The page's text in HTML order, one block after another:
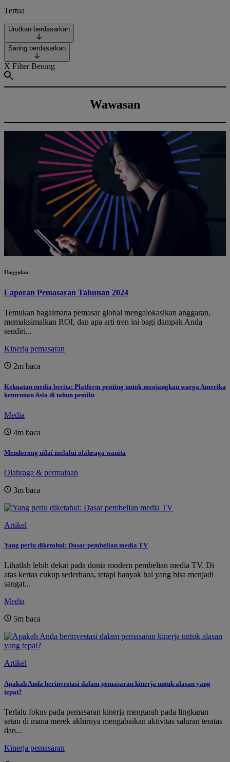
Tertua
Urutkan berdasarkan
Saring berdasarkan
X Filter Bening
Wawasan
Unggulan
Laporan Pemasaran Tahunan 2024
Temukan bagaimana pemasar global mengalokasikan anggaran,
memaksimalkan ROI, dan apa arti tren ini bagi dampak Anda
sendiri...
Kinerja pemasaran
2m baca
Kekuatan media berita: Platform penting untuk menjangkau warga Amerika
keturunan Asia di tahun pemilu
Media
4m baca
Mendorong nilai melalui olahraga wanita
Olahraga & permainan
3m baca
Artikel
Yang perlu diketahui: Dasar pembelian media TV
Lihatlah lebih dekat pada dunia modern pembelian media TV. Di
atas kertas cukup sederhana, tetapi banyak hal yang bisa menjadi
sangat...
Media
5m baca
Artikel
Apakah Anda berinvestasi dalam pemasaran kinerja untuk alasan yang
tepat?
Terlalu fokus pada pemasaran kinerja mengarah pada lingkaran
setan di mana merek akhirnya mengabaikan aktivitas saluran teratas
dan...
Kinerja pemasaran